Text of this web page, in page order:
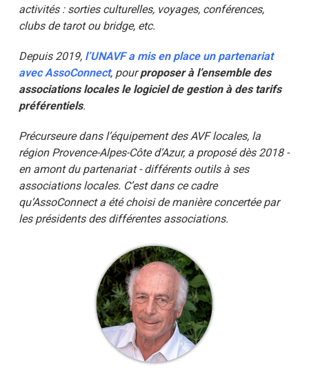
activités : sorties culturelles, voyages, conférences,
clubs de tarot ou bridge, etc.
Depuis 2019, l’UNAVF a mis en place un partenariat
avec AssoConnect, pourproposer à l’ensemble des
associations locales le logiciel de gestion à des tarifs
préférentiels.
Précurseure dans l’équipement des AVF locales, la
région Provence-Alpes-Côte d’Azur, a proposé dès 2018 -
en amont du partenariat - différents outils à ses
associations locales. C’est dans ce cadre
qu’AssoConnect a été choisi de manière concertée par
les présidents des différentes associations.